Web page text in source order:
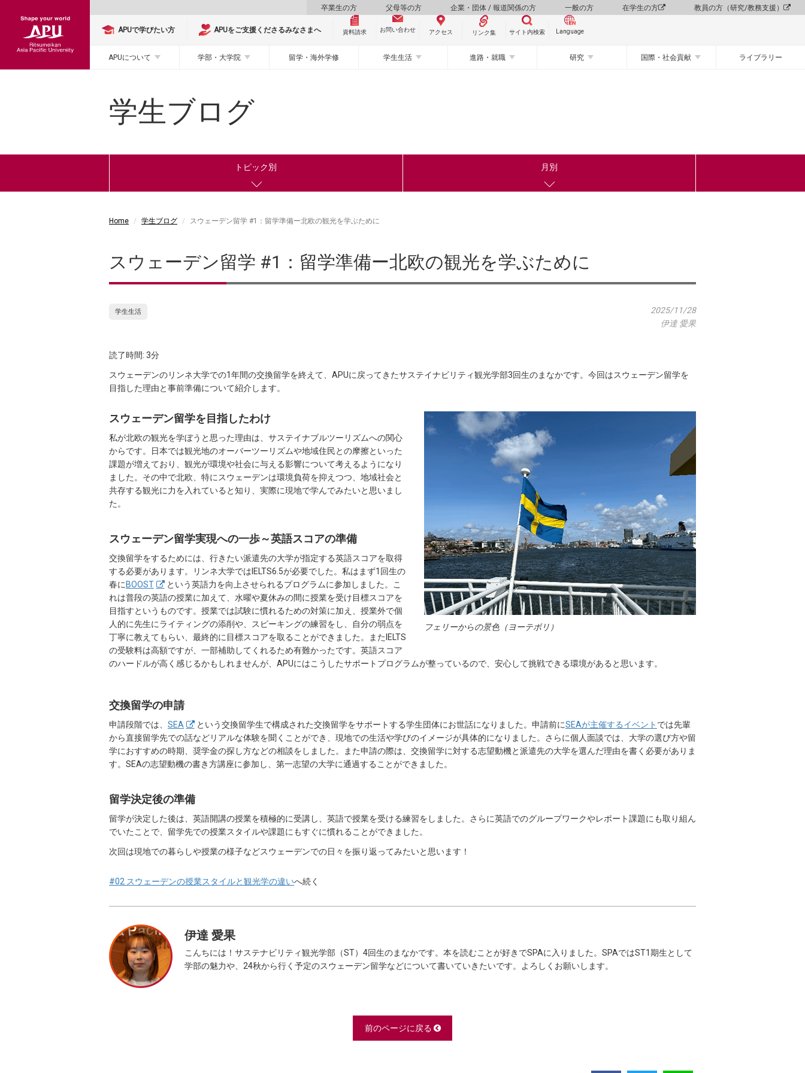
卒業生の方 父母等の方 企業・団体 / 報道関係の方 一般の方 在学生の方 教員の方（研究/教務支援）
APUで学びたい方 APUをご支援くださるみなさまへ 資料請求 お問い合わせ アクセス リンク集 サイト内検索 Language
APUについて 学部・大学院 留学・海外学修 学生生活 進路・就職 研究 国際・社会貢献 ライブラリー
学生ブログ
トピック別 月別
Home 学生ブログ スウェーデン留学 #1：留学準備ー北欧の観光を学ぶために
スウェーデン留学 #1：留学準備ー北欧の観光を学ぶために
学生生活
2025/11/28
伊達 愛果
読了時間: 3分
スウェーデンのリンネ大学での1年間の交換留学を終えて、APUに戻ってきたサステイナビリティ観光学部3回生のまなかです。今回はスウェーデン留学を
目指した理由と事前準備について紹介します。
フェリーからの景色（ヨーテボリ）
スウェーデン留学を目指したわけ
私が北欧の観光を学ぼうと思った理由は、サステイナブルツーリズムへの関心
からです。日本では観光地のオーバーツーリズムや地域住民との摩擦といった
課題が増えており、観光が環境や社会に与える影響について考えるようになり
ました。その中で北欧、特にスウェーデンは環境負荷を抑えつつ、地域社会と
共存する観光に力を入れていると知り、実際に現地で学んでみたいと思いまし
た。
スウェーデン留学実現への一歩～英語スコアの準備
交換留学をするためには、行きたい派遣先の大学が指定する英語スコアを取得
する必要があります。リンネ大学ではIELTS6.5が必要でした。私はまず1回生の
春に BOOST
という英語力を向上させられるプログラムに参加しました。こ
れは普段の英語の授業に加えて、水曜や夏休みの間に授業を受け目標スコアを
目指すというものです。授業では試験に慣れるための対策に加え、授業外で個
人的に先生にライティングの添削や、スピーキングの練習をし、自分の弱点を
丁寧に教えてもらい、最終的に目標スコアを取ることができました。またIELTS
の受験料は高額ですが、一部補助してくれるため有難かったです。英語スコア
のハードルが高く感じるかもしれませんが、APUにはこうしたサポートプログラムが整っているので、安心して挑戦できる環境があると思います。
交換留学の申請
申請段階では、 SEA という交換留学生で構成された交換留学をサポートする学生団体にお世話になりました。申請前にSEAが主催するイベント では先輩
から直接留学先での話などリアルな体験を聞くことができ、現地での生活や学びのイメージが具体的になりました。さらに個人面談では、大学の選び方や留
学におすすめの時期、奨学金の探し方などの相談をしました。また申請の際は、交換留学に対する志望動機と派遣先の大学を選んだ理由を書く必要がありま
す。SEAの志望動機の書き方講座に参加し、第一志望の大学に通過することができました。
留学決定後の準備
留学が決定した後は、英語開講の授業を積極的に受講し、英語で授業を受ける練習をしました。さらに英語でのグループワークやレポート課題にも取り組ん
でいたことで、留学先での授業スタイルや課題にもすぐに慣れることができました。
次回は現地での暮らしや授業の様子などスウェーデンでの日々を振り返ってみたいと思います！
#02 スウェーデンの授業スタイルと観光学の違いへ続く
伊達 愛果
こんちには！サステナビリティ観光学部（ST）4回生のまなかです。本を読むことが好きでSPAに入りました。SPAではST1期生として
学部の魅力や、24秋から行く予定のスウェーデン留学などについて書いていきたいです。よろしくお願いします。
前のページに戻る